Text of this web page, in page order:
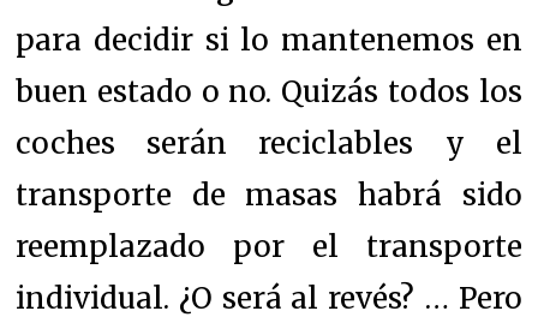
para decidir si lo mantenemos en
buen estado o no. Quizás todos los
coches serán reciclables y el
transporte de masas habrá sido
reemplazado por el transporte
individual. ¿O será al revés? … Pero